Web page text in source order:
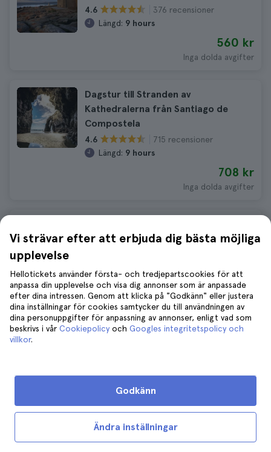
4.6
376 recensioner
Längd: 9 hours
560 kr
Inga dolda avgifter
Dagstur till Stranden av
Kathedralerna från Santiago de
Compostela
4.6
715 recensioner
Längd: 9 hours
708 kr
Inga dolda avgifter
de Compostela med båttur och
4.7 674 recensioner
647 kr
Inga dolda avgifter
Vi strävar efter att erbjuda dig bästa möjliga
upplevelse
Hellotickets använder första- och tredjepartscookies för att
anpassa din upplevelse och visa dig annonser som är anpassade
efter dina intressen. Genom att klicka på "Godkänn" eller justera
dina inställningar för cookies samtycker du till användningen av
dina personuppgifter för anpassning av annonser, enligt vad som
beskrivs i vår Cookiepolicy och Googles integritetspolicy och
villkor.
Ändra inställningar
Godkänn